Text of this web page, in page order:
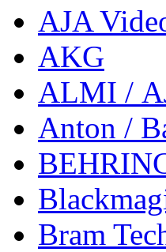
AJA
AKG
ALMI /
Anton /
Bram